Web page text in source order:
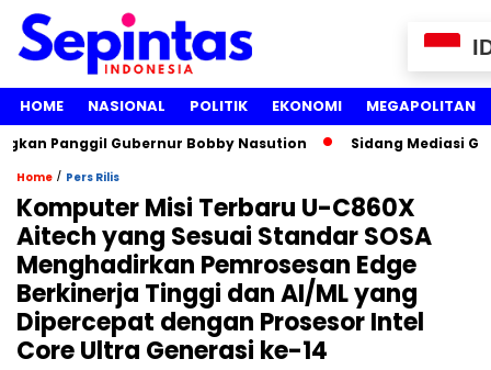
HOME NASIONAL POLITIK EKONOMI MEGAPOLITAN
Panggil Gubernur Bobby Nasution Sidang Mediasi
Home / Pers Rilis
Komputer Misi Terbaru U-C860X
Aitech yang Sesuai Standar SOSA
Menghadirkan Pemrosesan Edge
Berkinerja Tinggi dan AI/ML yang
Dipercepat dengan Prosesor Intel
Core Ultra Generasi ke-14